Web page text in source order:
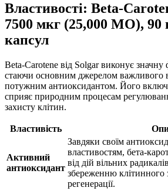
Властивості: Beta-
7500 мкг (25,000 МО), 90
капсул
Beta-Carotene від Solgar виконує значну
стаючи основним джерелом важливого
потужним антиоксидантом. Його
сприяє природним процесам
захисту клітин.
Властивість
Активний
антиоксидант
Завдяки своїм
властивостям, бета-
від дій вільних
збереженню клітинного
регенерації.